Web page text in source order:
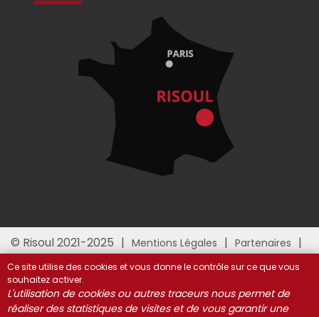
© Risoul 2021-2025 Mentions Légales
Partenaires
Ce site utilise des cookies et vous donne le contrôle sur ce que vous
souhaitez activer.
L'utilisation de cookies ou autres traceurs nous permet de
réaliser des statistiques de visites et de vous garantir une